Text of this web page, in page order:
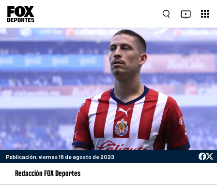
Publicación: viernes 18 de agosto de 2023
Redacción FOX Deportes